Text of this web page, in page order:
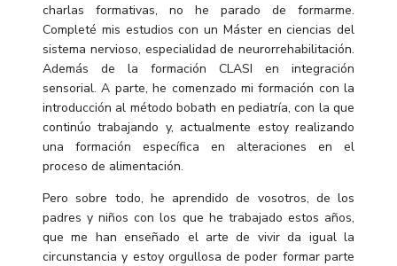
charlas formativas, no he parado de formarme.
Completé mis estudios con un Máster en ciencias del
sistema nervioso, especialidad de neurorrehabilitación.
Además de la formación CLASI en integración
sensorial. A parte, he comenzado mi formación con la
introducción al método bobath en pediatría, con la que
continúo trabajando y, actualmente estoy realizando
una formación específica en alteraciones en el
proceso de alimentación.
Pero sobre todo, he aprendido de vosotros, de los
padres y niños con los que he trabajado estos años,
que me han enseñado el arte de vivir da igual la
circunstancia y estoy orgullosa de poder formar parte